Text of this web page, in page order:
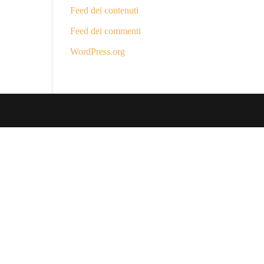
Feed dei contenuti
Feed dei commenti
WordPress.org